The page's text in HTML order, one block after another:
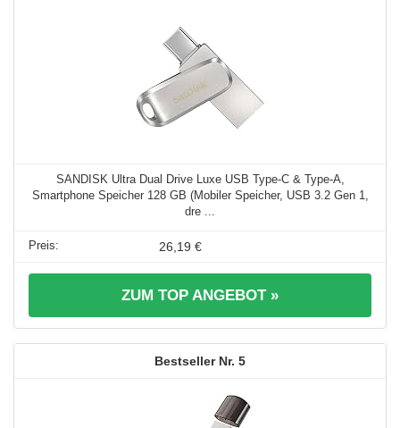
SANDISK Ultra Dual Drive Luxe USB Type-C & Type-A,
Smartphone Speicher 128 GB (Mobiler Speicher, USB 3.2 Gen 1,
dre ...
26,19 €
ZUM TOP ANGEBOT »
5